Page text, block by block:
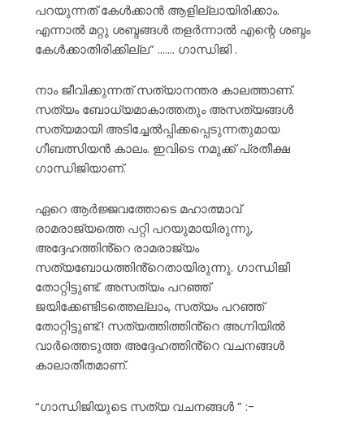
പറയുന്നത് കേൾക്കാൻ ആളില്ലായിരിക്കാം.
എന്നാൽ മറ്റു ശബ്ദങ്ങൾ തളർന്നാൽ എന്റെ ശബ്ദം
കേൾക്കാതിരിക്കില്ല” ……. ഗാന്ധിജി .
നാം ജീവിക്കുന്നത് സത്യാനന്തര കാലത്താണ്.
സത്യം ബോധ്യമാകാത്തതും അസത്യങ്ങൾ
സത്യമായി അടിച്ചേൽപ്പിക്കപ്പെടുന്നതുമായ
ഗീബത്സിയൻ കാലം. ഇവിടെ നമുക്ക് പ്രതീക്ഷ
ഗാന്ധിജിയാണ്.
ഏറെ ആർജ്ജവത്തോടെ മഹാത്മാവ്
രാമരാജ്യത്തെ പറ്റി പറയുമായിരുന്നു,
അദ്ദേഹത്തിൻ്റെ രാമരാജ്യം
സത്യബോധത്തിൻ്റെതായിരുന്നു. ഗാന്ധിജി
തോറ്റിട്ടുണ്ട്. അസത്യം പറഞ്ഞ്
ജയിക്കേണ്ടിടത്തെല്ലാം, സത്യം പറഞ്ഞ്
തോറ്റിട്ടുണ്ട്.! സത്യത്തിത്തിൻ്റെ അഗ്നിയിൽ
വാർത്തെടുത്ത അദ്ദേഹത്തിൻ്റെ വചനങ്ങൾ
കാലാതീതമാണ്.
“ഗാന്ധിജിയുടെ സത്യ വചനങ്ങൾ ” :-